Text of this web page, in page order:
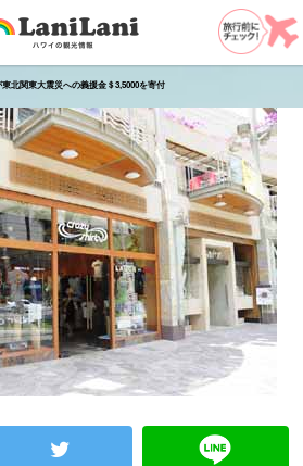
北関東大震災への義援金＄3,5000を寄付